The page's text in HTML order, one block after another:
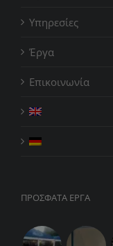
Υπηρεσίες
Έργα
Επικοινωνία
ΠΡΟΣΦΑΤΑ ΕΡΓΑ